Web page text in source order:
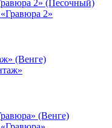
2» (Песочный)
(Венге)
(Венге)